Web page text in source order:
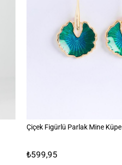
Çiçek Figürlü Parlak Mine Küpe
₺599,95